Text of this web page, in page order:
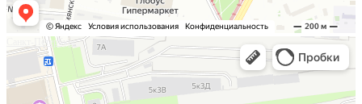
Санкт-Петербург